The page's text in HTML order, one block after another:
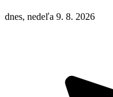
dnes, nedeľa 9. 8. 2026